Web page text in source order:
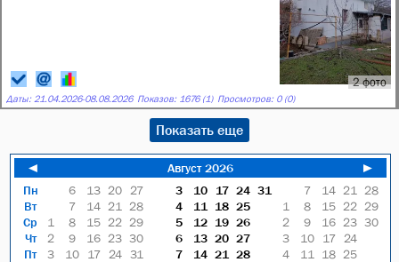
2 фото
Даты: 21.04.2026-08.08.2026 Показов: 1676 (1) Просмотров: 0 (0)
Показать еще
◄ Август 2026
►
Пн
Вт
Ср
Чт
Пт
6 13 20
27
7
14 21
28
1
8 15 22 29
2
9 16 23 30
3
10 17 24 31
3 10 17 24 31
4
11 18 25
5
12 19 26
6
13 20 27
7
14 21
28
7 14 21
28
1
8 15 22 29
2
9 16 23 30
3
10 17
24
4
11 18 25